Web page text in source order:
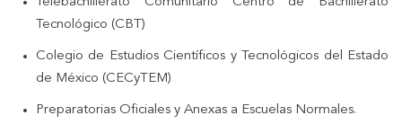
Tecnológico (CBT)
Colegio de Estudios Científicos y Tecnológicos del Estado
de México (CECyTEM)
Preparatorias Oficiales y Anexas a Escuelas Normales.